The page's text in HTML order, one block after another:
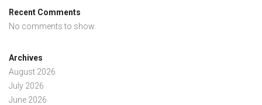
Recent Comments
No comments to show.
Archives
August 2026
July 2026
June 2026